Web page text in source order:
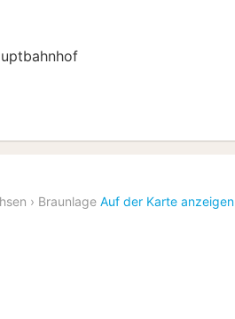
› Braunlage Auf der Karte anzeigen